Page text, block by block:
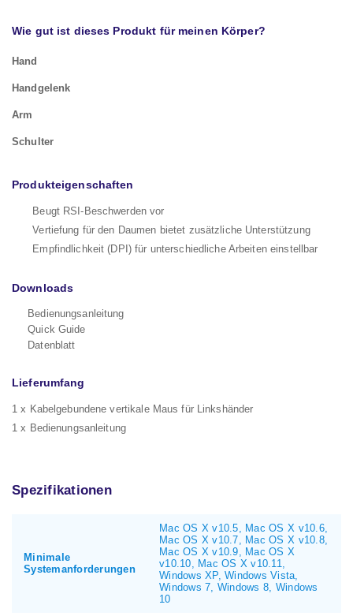
Wie gut ist dieses Produkt für meinen Körper?
Hand
Handgelenk
Arm
Schulter
Produkteigenschaften
Beugt RSI-Beschwerden vor
Vertiefung für den Daumen bietet zusätzliche Unterstützung
Empfindlichkeit (DPI) für unterschiedliche Arbeiten einstellbar
Downloads
Bedienungsanleitung
Quick Guide
Datenblatt
Lieferumfang
1 x Kabelgebundene vertikale Maus für Linkshänder
1 x Bedienungsanleitung
Spezifikationen
Minimale
Systemanforderungen
Mac OS X v10.5, Mac OS X v10.6,
Mac OS X v10.7, Mac OS X v10.8,
Mac OS X v10.9, Mac OS X
v10.10, Mac OS X v10.11,
Windows XP, Windows Vista,
Windows 7, Windows 8, Windows
10